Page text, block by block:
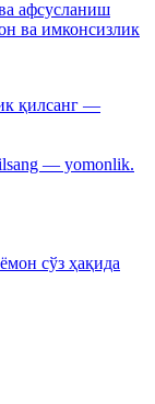
афсусланиш
ва имконсизлик
қилсанг —
— yomonlik.
сўз ҳақида